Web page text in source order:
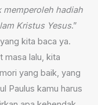
memperoleh hadiah
Kristus Yesus.”
kita baca ya.
masa lalu, kita
yang baik, yang
Paulus kamu harus